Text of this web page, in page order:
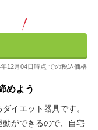
12月04日時点 での税込価格
めよう
イエット器具です。
ができるので、自宅